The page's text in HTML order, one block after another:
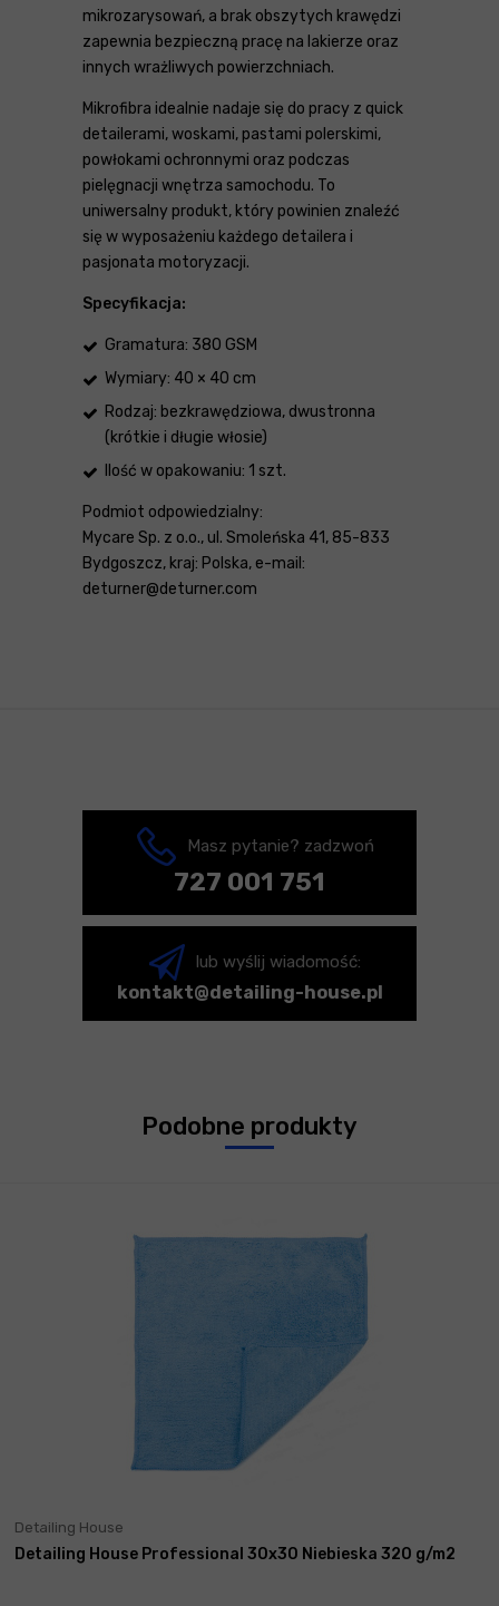
mikrozarysowań, a brak obszytych krawędzi
zapewnia bezpieczną pracę na lakierze oraz
innych wrażliwych powierzchniach.
Mikrofibra idealnie nadaje się do pracy z quick
detailerami, woskami, pastami polerskimi,
powłokami ochronnymi oraz podczas
pielęgnacji wnętrza samochodu. To
uniwersalny produkt, który powinien znaleźć
się w wyposażeniu każdego detailera i
pasjonata motoryzacji.
Specyfikacja:
Gramatura: 380 GSM
Wymiary: 40 × 40 cm
Rodzaj: bezkrawędziowa, dwustronna
(krótkie i długie włosie)
Ilość w opakowaniu: 1 szt.
Podmiot odpowiedzialny:
Mycare Sp. z o.o., ul. Smoleńska 41, 85-833
Bydgoszcz, kraj: Polska, e-mail:
deturner@deturner.com
Masz pytanie? zadzwoń
727 001 751
lub wyślij wiadomość:
kontakt@detailing-house.pl
Podobne produkty
Detailing House
Detailing House Professional 30x30 Niebieska 320 g/m2